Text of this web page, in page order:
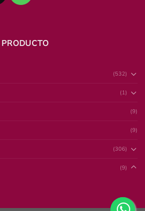
(532)
(1)
(9)
(9)
(306)
(9)